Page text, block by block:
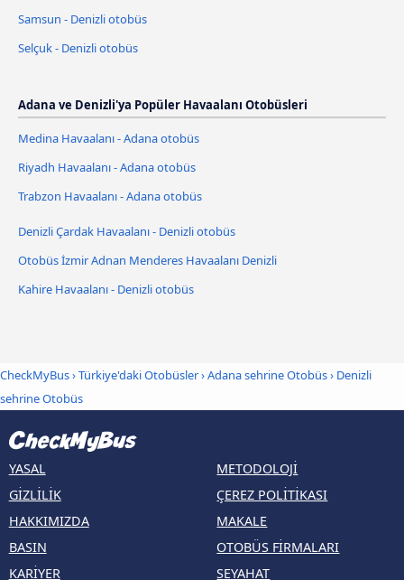
Samsun - Denizli otobüs
Selçuk - Denizli otobüs
Adana ve Denizli'ya Popüler Havaalanı Otobüsleri
Medina Havaalanı - Adana otobüs
Riyadh Havaalanı - Adana otobüs
Trabzon Havaalanı - Adana otobüs
Denizli Çardak Havaalanı - Denizli otobüs
Otobüs İzmir Adnan Menderes Havaalanı Denizli
Kahire Havaalanı - Denizli otobüs
CheckMyBus›Türkiye'daki Otobüsler›Adana sehrine Otobüs› Denizli
sehrine Otobüs
YASAL
GIZLILIK
HAKKIMIZDA
BASIN
KARIYER
METODOLOJI
ÇEREZ POLITIKASI
MAKALE
OTOBÜS FIRMALARI
SEYAHAT